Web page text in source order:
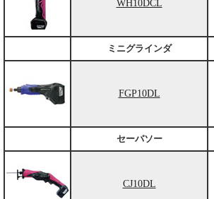
WH10DCL
ミニグラインダ
FGP10DL
セーバソー
CJ10DL